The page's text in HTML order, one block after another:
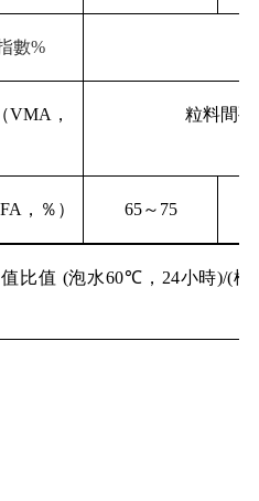
數%
VMA ，
粒料間
，％） 65～ 75
比值 (泡水60℃ ， 24小時)/(標